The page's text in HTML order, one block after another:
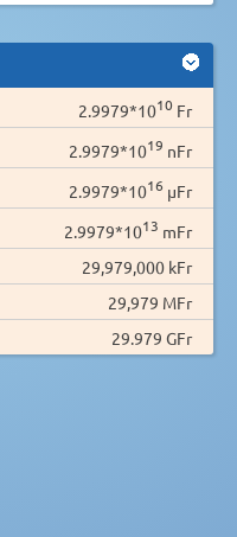
2.9979*1010 Fr
2.9979*1019 nFr
2.9979*1016 µFr
2.9979*1013 mFr
29,979,000 kFr
29,979 MFr
29.979 GFr